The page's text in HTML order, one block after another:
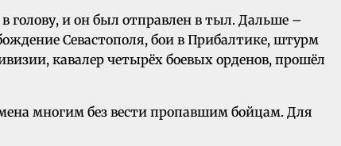
голову, и он был отправлен в тыл. Дальше –
Севастополя, бои в Прибалтике, штурм
кавалер четырёх боевых орденов, прошёл
многим без вести пропавшим бойцам. Для